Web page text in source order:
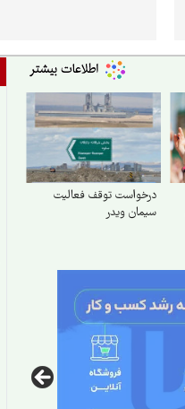
درخواست توقف فعالیت
سیمان ویدر